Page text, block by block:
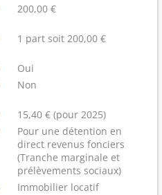
200,00 €
1 part soit 200,00 €
Oui
Non
15,40 € (pour 2025)
Pour une détention en
direct revenus fonciers
(Tranche marginale et
prélèvements sociaux)
Immobilier locatif